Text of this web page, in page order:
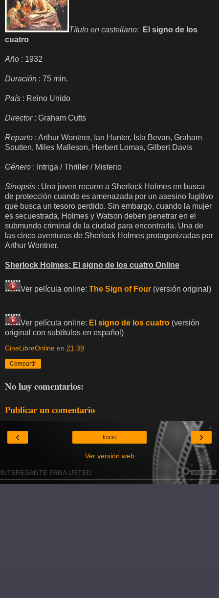
Título en castellano:
El signo de los
cuatro
Año : 1932
Duración : 75 min.
País : Reino Unido
Director: Graham Cutts
Reparto : Arthur Wontner, Ian Hunter, Isla Bevan, Graham
Soutten, Miles Malleson, Herbert Lomas, Gilbert Davis
Género : Intriga / Thriller / Misterio
Sinopsis : Una joven recurre a Sherlock Holmes en busca
de protección cuando es amenazada por un asesino fugitivo
que busca un tesoro perdido. Sin embargo, cuando la mujer
es secuestrada, Holmes y Watson deben penetrar en el
submundo criminal de la ciudad para encontrarla. Una de
las cinco aventuras de Sherlock Holmes protagonizadas por
Arthur Wontner.
Sherlock Holmes: El signo de los cuatro Online
Ver película online: The Sign of Four (versión original)
Ver película online: El signo de los cuatro (versión
original con subtítulos en español)
CineLibreOnline en 21:39
Compartir
No hay comentarios:
Publicar un comentario
‹ ›
Inicio
Ver versión web